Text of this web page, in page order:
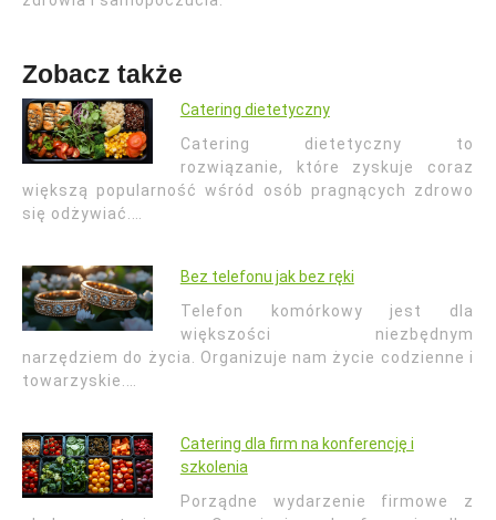
Zobacz także
Catering dietetyczny
Catering dietetyczny to
rozwiązanie, które zyskuje coraz
większą popularność wśród osób pragnących zdrowo
się odżywiać.…
Bez telefonu jak bez ręki
Telefon komórkowy jest dla
większości niezbędnym
narzędziem do życia. Organizuje nam życie codzienne i
towarzyskie.…
Catering dla firm na konferencję i
szkolenia
Porządne wydarzenie firmowe z